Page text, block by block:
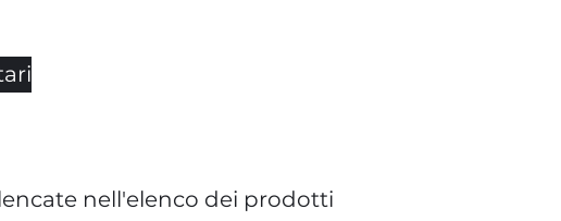
nell'elenco dei prodotti